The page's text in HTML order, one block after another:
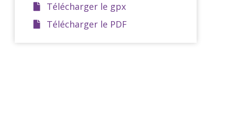
Télécharger le gpx
Télécharger le PDF